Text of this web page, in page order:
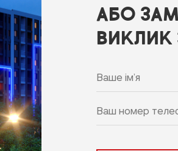
АБО
ВИКЛИК